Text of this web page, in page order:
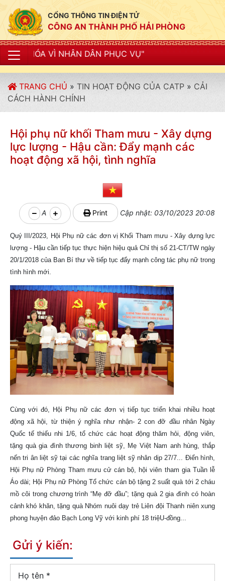
CỔNG THÔNG TIN ĐIỆN TỬ
CÔNG AN THÀNH PHỐ HẢI PHÒNG
DÂN PHỤC VỤ"
TRANG CHỦ » TIN HOẠT ĐỘNG CỦA CATP » CẢI
CÁCH HÀNH CHÍNH
Hội phụ nữ khối Tham mưu - Xây dựng
lực lượng - Hậu cần: Đẩy mạnh các
hoạt động xã hội, tình nghĩa
A Print Cập nhật: 03/10/2023 20:08
Quý III/2023, Hội Phụ nữ các đơn vị Khối Tham mưu - Xây dựng lực
lượng - Hậu cần tiếp tục thực hiện hiệu quả Chỉ thị số 21-CT/TW ngày
20/1/2018 của Ban Bí thư về tiếp tục đẩy mạnh công tác phụ nữ trong
tình hình mới.
Cùng với đó, Hội Phụ nữ các đơn vị tiếp tục triển khai nhiều hoạt
động xã hội, từ thiện ý nghĩa như nhận- 2 con đỡ đầu nhân Ngày
Quốc tế thiếu nhi 1/6, tổ chức các hoạt động thăm hỏi, động viên,
tặng quà gia đình thương binh liệt sỹ, Mẹ Việt Nam anh hùng, thắp
nến tri ân liệt sỹ tại các nghĩa trang liệt sỹ nhân dịp 27/7... Điển hình,
Hội Phụ nữ Phòng Tham mưu cử cán bộ, hội viên tham gia Tuần lễ
Áo dài; Hội Phụ nữ Phòng Tổ chức cán bộ tặng 2 suất quà tới 2 cháu
mồ côi trong chương trình “Mẹ đỡ đầu”; tặng quà 2 gia đình có hoàn
cảnh khó khăn, tặng quà Nhóm nuôi dạy trẻ Liên đội Thanh niên xung
phong huyện đảo Bạch Long Vỹ với kinh phí 18 triệU-đồng...
Gửi ý kiến:
Họ tên *